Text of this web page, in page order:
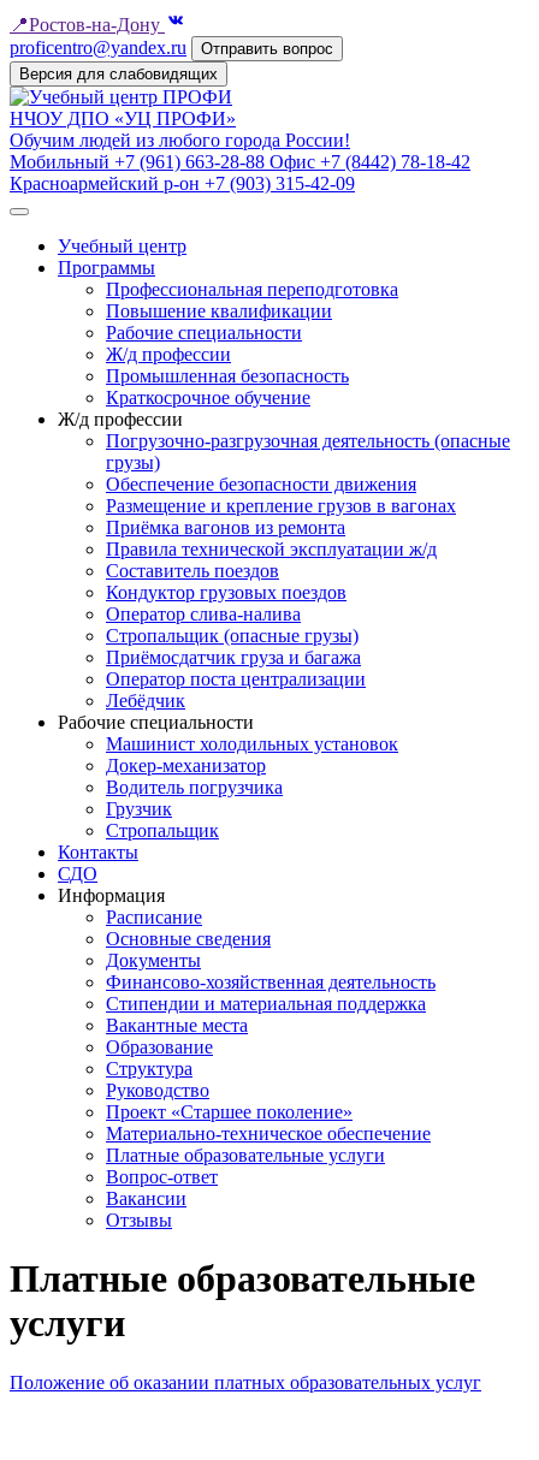
📍Ростов-на-Дону
proficentro@yandex.ru
Отправить вопрос
Версия для слабовидящих
НЧОУ ДПО «УЦ ПРОФИ»
Обучим людей из любого города России!
Мобильный +7 (961) 663-28-88 Офис +7 (8442) 78-18-42
Красноармейский р-он +7 (903) 315-42-09
Учебный центр
Программы
Профессиональная переподготовка
Повышение квалификации
Рабочие специальности
Ж/д профессии
Промышленная безопасность
Краткосрочное обучение
Ж/д профессии
Погрузочно-разгрузочная деятельность (опасные
грузы)
Обеспечение безопасности движения
Размещение и крепление грузов в вагонах
Приёмка вагонов из ремонта
Правила технической эксплуатации ж/д
Составитель поездов
Кондуктор грузовых поездов
Оператор слива-налива
Стропальщик (опасные грузы)
Приёмосдатчик груза и багажа
Оператор поста централизации
Лебёдчик
Рабочие специальности
Машинист холодильных установок
Докер-механизатор
Водитель погрузчика
Грузчик
Стропальщик
Контакты
СДО
Информация
Расписание
Основные сведения
Документы
Финансово-хозяйственная деятельность
Стипендии и материальная поддержка
Вакантные места
Образование
Структура
Руководство
Проект «Старшее поколение»
Материально-техническое обеспечение
Платные образовательные услуги
Вопрос-ответ
Вакансии
Отзывы
Платные образовательные
услуги
Положение об оказании платных образовательных услуг